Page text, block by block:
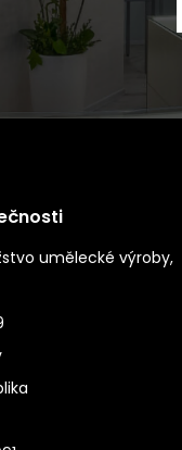
umělecké výroby,